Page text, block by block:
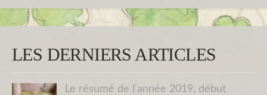
LES DERNIERS ARTICLES
Le résumé de l’année 2019, début